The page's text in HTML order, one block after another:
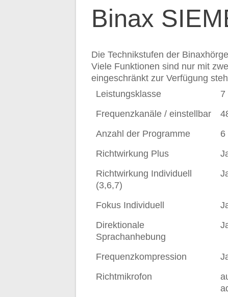
Binax
Die Technikstufen der
Viele Funktionen sind nur mit
eingeschränkt zur Verfügung
Leistungsklasse
7
Frequenzkanäle / einstellbar
Anzahl der Programme
6
Richtwirkung Plus
Richtwirkung Individuell
(3,6,7)
Fokus Individuell
Direktionale
Sprachanhebung
Frequenzkompression
Richtmikrofon